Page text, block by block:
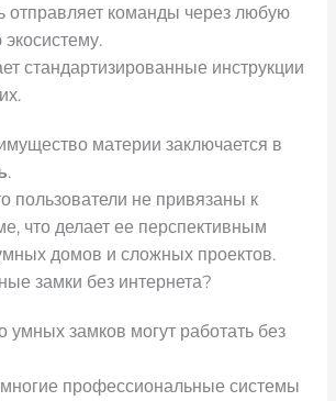
отправляет команды через любую
стандартизированные инструкции
материи заключается в
.
пользователи не привязаны к
что делает ее перспективным
домов и сложных проектов.
замки без интернета?
умных замков могут работать без
профессиональные системы